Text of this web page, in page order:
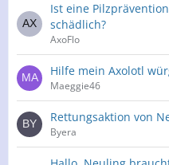
Ist eine
schädlich?
AxoFlo
Hilfe mein Axolotl
Maeggie46
Rettungsaktion von
Byera